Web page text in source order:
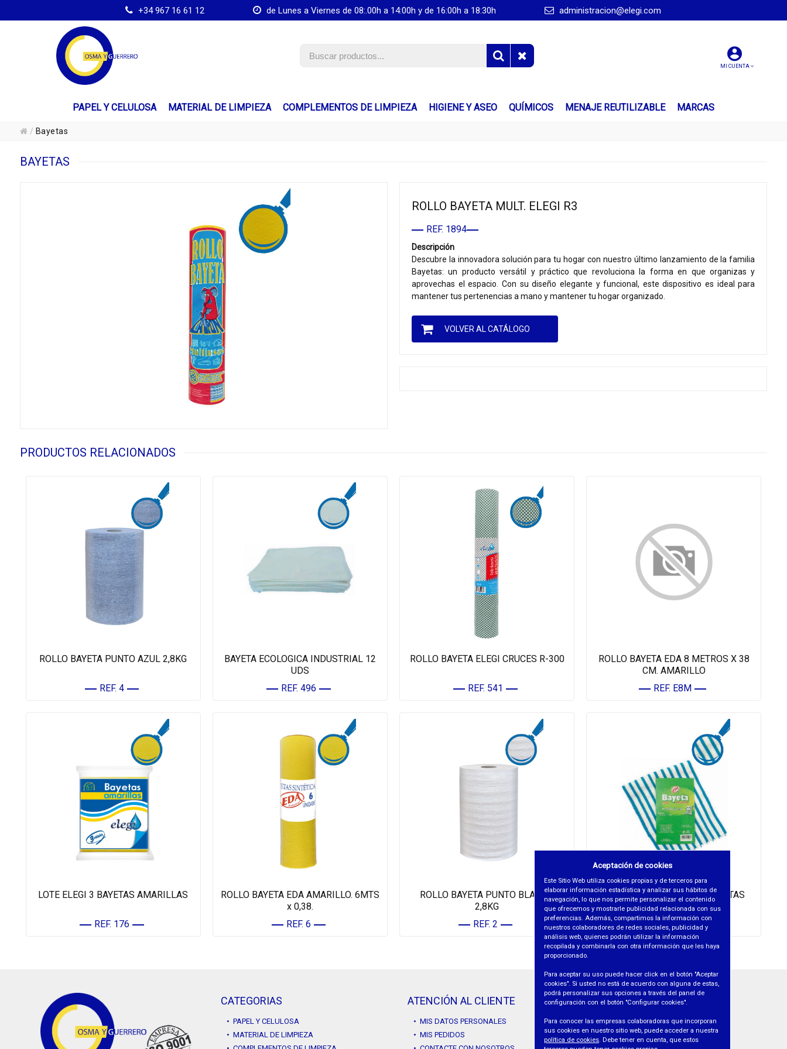
+34 967 16 61 12 de Lunes a Viernes de 08:.00h a 14:00h y de 16:00h a 18:30h administracion@elegi.com
MI CUENTA
PAPEL Y CELULOSA MATERIAL DE LIMPIEZA COMPLEMENTOS DE LIMPIEZA HIGIENE Y ASEO QUÍMICOS MENAJE REUTILIZABLE MARCAS
/ Bayetas
BAYETAS
ROLLO BAYETA MULT. ELEGI R3
REF. 1894
Descripción
Descubre la innovadora solución para tu hogar con nuestro último lanzamiento de la familia
Bayetas: un producto versátil y práctico que revoluciona la forma en que organizas y
aprovechas el espacio. Con su diseño elegante y funcional, este dispositivo es ideal para
mantener tus pertenencias a mano y mantener tu hogar organizado.
VOLVER AL CATÁLOGO
PRODUCTOS RELACIONADOS
ROLLO BAYETA PUNTO AZUL 2,8KG
REF. 4
BAYETA ECOLOGICA INDUSTRIAL 12
UDS
REF. 496
ROLLO BAYETA ELEGI CRUCES R-300
REF. 541
ROLLO BAYETA EDA 8 METROS X 38
CM. AMARILLO
REF. E8M
LOTE ELEGI 3 BAYETAS AMARILLAS
REF. 176
ROLLO BAYETA EDA AMARILLO. 6MTS
x 0,38.
REF. 6
ROLLO BAYETA PUNTO BLANCO
2,8KG
REF. 2
BAYETA MICROFIBRA EDA LISTAS
REF. 1169
CATEGORIAS
• PAPEL Y CELULOSA
• MATERIAL DE LIMPIEZA
ATENCIÓN AL CLIENTE
• MIS DATOS PERSONALES
• MIS PEDIDOS
INFORMACIÓN
• AVISO LEGAL
• PROTECCIÓN DE DATOS
Aceptación de cookies
Este Sitio Web utiliza cookies propias y de terceros para
elaborar información estadística y analizar sus hábitos de
navegación, lo que nos permite personalizar el contenido
que ofrecemos y mostrarle publicidad relacionada con sus
preferencias. Además, compartimos la información con
nuestros colaboradores de redes sociales, publicidad y
análisis web, quienes podrán utilizar la información
recopilada y combinarla con otra información que les haya
proporcionado.
Para aceptar su uso puede hacer click en el botón "Aceptar
cookies". Si usted no está de acuerdo con alguna de estas,
podrá personalizar sus opciones a través del panel de
configuración con el botón "Configurar cookies".
Para conocer las empresas colaboradoras que incorporan
sus cookies en nuestro sitio web, puede acceder a nuestra
política de cookies. Debe tener en cuenta, que estos